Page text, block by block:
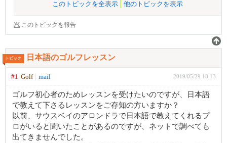
このトピックを全表示 他のトピックを表示
このトピックを報告
トピック 日本語のゴルフレッスン
#1 Golf mail 2019/05/29 18:13
ゴルフ初心者のためレッスンを受けたいのですが、日本語
で教えて下さるレッスンをご存知の方いますか？
以前、サウスベイのアロンドラで日本語で教えてくれるプ
ロがいると聞いたことがあるのですが、ネットで調べても
出てきませんでした。